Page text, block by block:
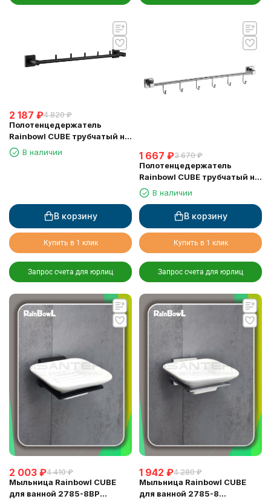
2 187 ₽4 820 ₽
Полотенцедержатель
Rainbowl CUBE трубчатый на
5 крючков 2731-5BP черный
матовый
В наличии
В корзину
Купить в 1 клик
Запрос счета для юрлиц
1 667 ₽3 670 ₽
Полотенцедержатель
Rainbowl CUBE трубчатый на
6 крючков 2731-6 хром
В наличии
В корзину
Купить в 1 клик
Запрос счета для юрлиц
2 003 ₽4 410 ₽
Мыльница Rainbowl CUBE
для ванной 2785-8BP
1 942 ₽4 280 ₽
Мыльница Rainbowl CUBE
для ванной 2785-8